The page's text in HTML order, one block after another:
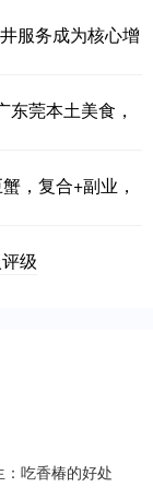
服务成为核心增
莞本土美食，
，复合+副业，
级
吃香椿的好处